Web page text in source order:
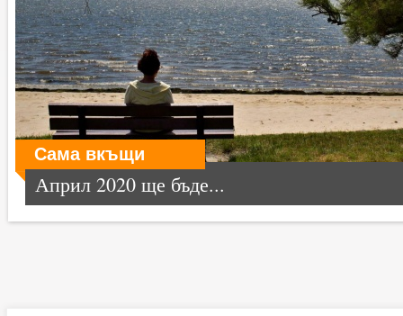
Сама вкъщи
Април 2020 ще бъде...